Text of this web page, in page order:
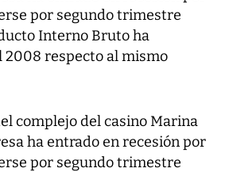
por segundo trimestre
Interno Bruto ha
2008 respecto al mismo
complejo del casino Marina
ha entrado en recesión por
por segundo trimestre